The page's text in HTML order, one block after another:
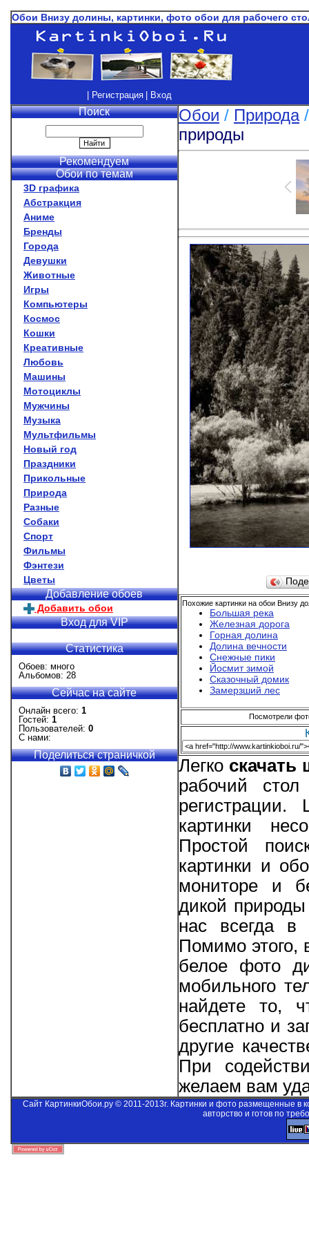
Обои Внизу долины, картинки, фото обои для рабочего
| Регистрация | Вход
Поиск
Рекомендуем
Обои по темам
3D графика
Абстракция
Аниме
Бренды
Города
Девушки
Животные
Игры
Компьютеры
Космос
Кошки
Креативные
Любовь
Машины
Мотоциклы
Мужчины
Музыка
Мультфильмы
Новый год
Праздники
Прикольные
Природа
Разные
Собаки
Спорт
Фильмы
Фэнтези
Цветы
Добавление обоев
Добавить обои
Вход для VIP
Статистика
Обоев: много
Альбомов: 28
Сейчас на сайте
Онлайн всего: 1
Гостей: 1
Пользователей: 0
С нами:
Поделиться страничкой
Обои / Природа
природы
Похожие картинки на обои Внизу
Большая река
Железная дорога
Горная долина
Долина вечности
Снежные пики
Йосмит зимой
Сказочный домик
Замерзший лес
Посмотрели
Легко
рабочий
картинки
Простой
картинки и
мониторе и
дикой природы
нас всегда в
Помимо этого,
белое фото
мобильного
найдете то,
бесплатно и
другие
При
желаем вам
Сайт КартинкиОбои.ру © 2011-2013г. Картинки и фото размещенные в
авторство и готов по